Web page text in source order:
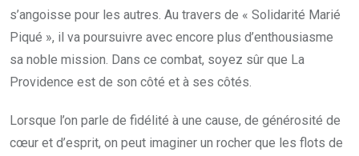
s’angoisse pour les autres. Au travers de « Solidarité Marié
Piqué », il va poursuivre avec encore plus d’enthousiasme
sa noble mission. Dans ce combat, soyez sûr que La
Providence est de son côté et à ses côtés.
Lorsque l’on parle de fidélité à une cause, de générosité de
cœur et d’esprit, on peut imaginer un rocher que les flots de